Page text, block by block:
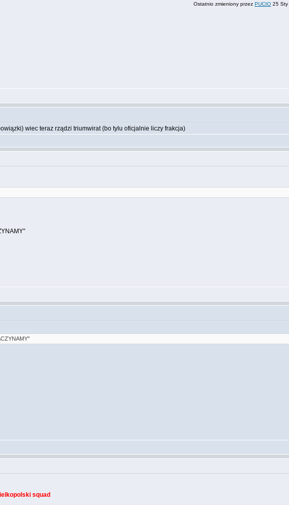
Ostatnio zmieniony przez PUCIO 25 Sty
wiec teraz rządzi triumwirat (bo tylu oficjalnie liczy frakcja)
squad